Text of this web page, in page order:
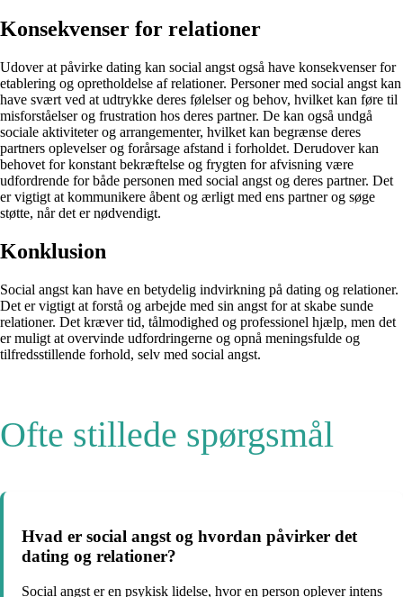
Konsekvenser for relationer
Udover at påvirke dating kan social angst også have konsekvenser for
etablering og opretholdelse af relationer. Personer med social angst kan
have svært ved at udtrykke deres følelser og behov, hvilket kan føre til
misforståelser og frustration hos deres partner. De kan også undgå
sociale aktiviteter og arrangementer, hvilket kan begrænse deres
partners oplevelser og forårsage afstand i forholdet. Derudover kan
behovet for konstant bekræftelse og frygten for afvisning være
udfordrende for både personen med social angst og deres partner. Det
er vigtigt at kommunikere åbent og ærligt med ens partner og søge
støtte, når det er nødvendigt.
Konklusion
Social angst kan have en betydelig indvirkning på dating og relationer.
Det er vigtigt at forstå og arbejde med sin angst for at skabe sunde
relationer. Det kræver tid, tålmodighed og professionel hjælp, men det
er muligt at overvinde udfordringerne og opnå meningsfulde og
tilfredsstillende forhold, selv med social angst.
Ofte stillede spørgsmål
Hvad er social angst og hvordan påvirker det
dating og relationer?
Social angst er en psykisk lidelse, hvor en person oplever intens